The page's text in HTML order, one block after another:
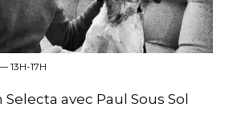
— 13H-17H
avec Paul Sous Sol